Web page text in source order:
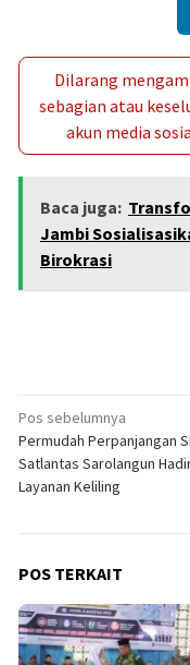
Dilarang
sebagian atau
akun media
Baca juga:
Jambi
Birokrasi
Navigasi
pos
Pos sebelumnya
Permudah Perpanjangan
Satlantas Sarolangun
Layanan Keliling
POS TERKAIT